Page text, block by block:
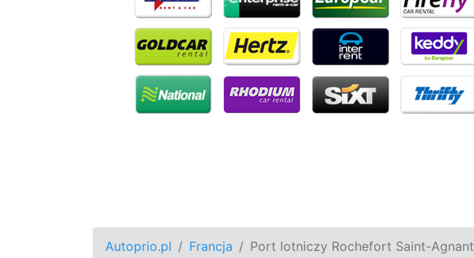
Autoprio.pl Francja Port lotniczy Rochefort Saint-Agnant